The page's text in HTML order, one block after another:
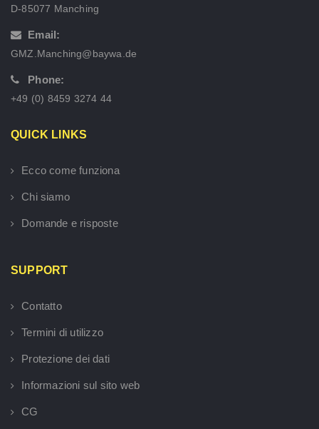
D-85077 Manching
Email:
GMZ.Manching@baywa.de
Phone:
+49 (0) 8459 3274 44
QUICK LINKS
Ecco come funziona
Chi siamo
Domande e risposte
SUPPORT
Contatto
Termini di utilizzo
Protezione dei dati
Informazioni sul sito web
CG